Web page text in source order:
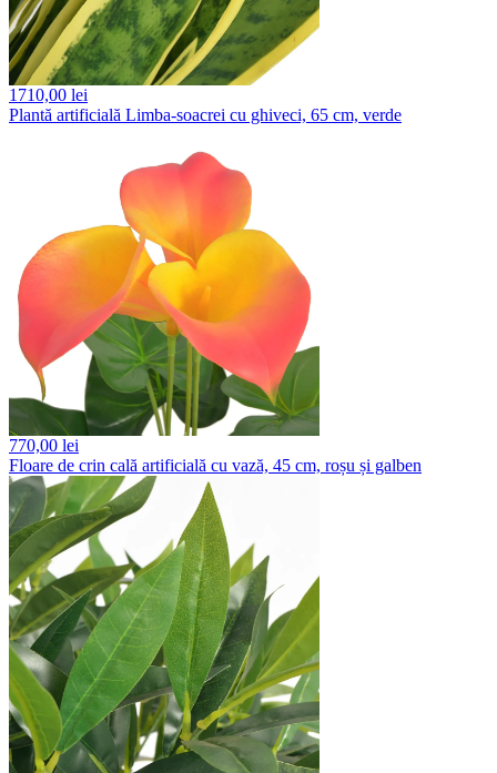
1710,00 lei
Plantă artificială Limba-soacrei cu ghiveci, 65 cm, verde
770,00 lei
Floare de crin cală artificială cu vază, 45 cm, roșu și galben